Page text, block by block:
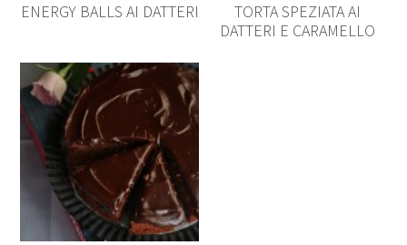
ENERGY BALLS AI DATTERI
TORTA SPEZIATA AI
DATTERI E CARAMELLO